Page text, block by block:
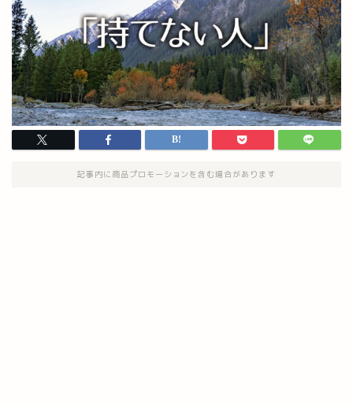
記事内に商品プロモーションを含む場合があります